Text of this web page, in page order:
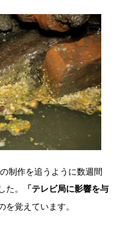
制作を追うように数週間
。
「テレビ局に影響を与
を覚えています。